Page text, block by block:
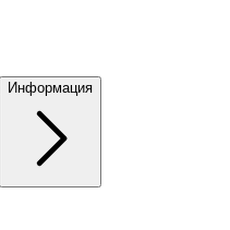
Информация